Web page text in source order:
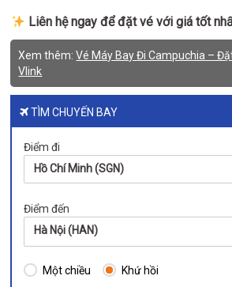
Liên hệ ngay để đặt vé với giá tốt
Xem thêm:Vé Máy Bay Đi Campuchia –
Vlink
TÌM CHUYẾN BAY
Điểm đi
Hồ Chí Minh (SGN)
Điểm đến
Hà Nội (HAN)
Một chiều Khứ hồi